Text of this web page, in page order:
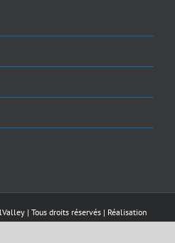
| Tous droits réservés | Réalisation
| Sécurisé parPelomia